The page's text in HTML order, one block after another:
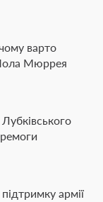
варто
Мюррея
армії